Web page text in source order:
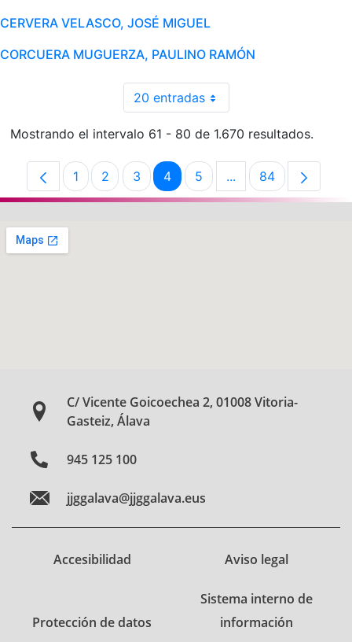
CERVERA VELASCO, JOSÉ MIGUEL
CORCUERA MUGUERZA, PAULINO RAMÓN
20 entradas
Mostrando el intervalo 61 - 80 de 1.670 resultados.
Página
1 Página
2 Página
3 Página
4 Página
5 ...PáginasPágina
84
C/ Vicente Goicoechea 2, 01008 Vitoria-
Gasteiz, Álava
945 125 100
jjggalava@jjggalava.eus
Accesibilidad Aviso legal
Protección de datos
Sistema interno de
información